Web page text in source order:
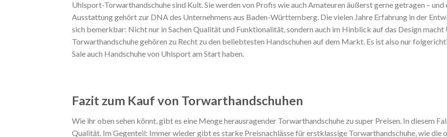
Uhlsport-Torwarthandschuhe sind Kult. Sie werden von Profis wie auch Amateuren äußerst gerne getragen –
Ausstattung gehört zur DNA des Unternehmens aus Baden-Württemberg. Die vielen Jahre Erfahrung in der
sich bemerkbar: Nicht nur in Sachen Qualität und Funktionalität, sondern auch im Hinblick auf das Design
Torwarthandschuhe gehören zu Recht zu den beliebtesten Handschuhen auf dem Markt. Es ist also nur
Sale auch Handschuhe von Uhlsport am Start haben.
Fazit zum Kauf von Torwarthandschuhen
Wie ihr oben sehen könnt, gibt es eine Menge herausragender Torwarthandschuhe zu super Preisen. In diesem
Qualität. Im Gegenteil: Immer wieder gibt es starke Preisnachlässe für erstklassige Torwarthandschuhe, wie die